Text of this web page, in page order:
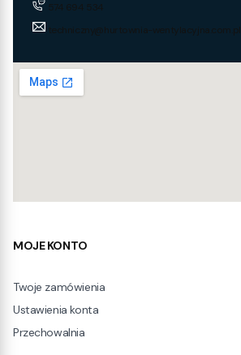
574 694 534
techniczny@hurtownia-wentylacyjna.com.pl
Linki w stopce
MOJE KONTO
Twoje zamówienia
Ustawienia konta
Przechowalnia